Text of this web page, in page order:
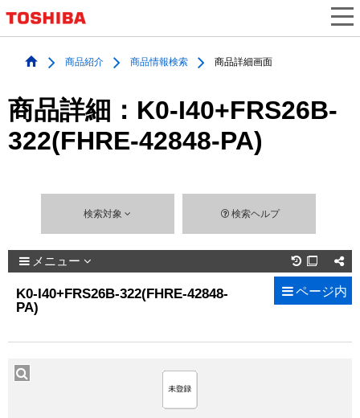
商品紹介 商品情報検索 商品詳細画面
商品詳細：K0-I40+FRS26B-
322(FHRE-42848-PA)
検索対象 検索ヘルプ
メニュー 
K0-I40+FRS26B-322(FHRE-42848-
PA)
ページ内